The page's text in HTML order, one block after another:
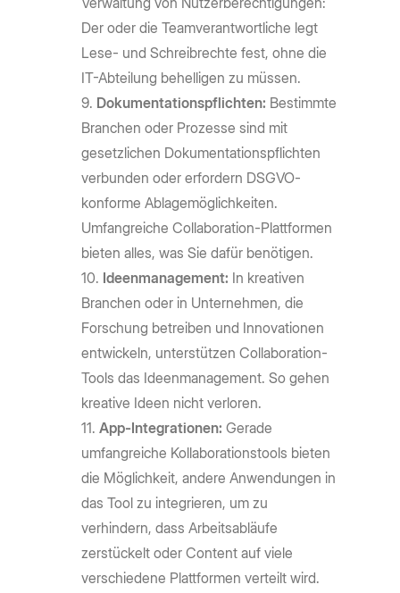
Der oder die Teamverantwortliche legt
Lese- und Schreibrechte fest, ohne die
IT-Abteilung behelligen zu müssen.
Dokumentationspflichten: Bestimmte
Branchen oder Prozesse sind mit
gesetzlichen Dokumentationspflichten
verbunden oder erfordern DSGVO-
konforme Ablagemöglichkeiten.
Umfangreiche Collaboration-Plattformen
bieten alles, was Sie dafür benötigen.
Ideenmanagement: In kreativen
Branchen oder in Unternehmen, die
Forschung betreiben und Innovationen
entwickeln, unterstützen Collaboration-
Tools das Ideenmanagement. So gehen
kreative Ideen nicht verloren.
App-Integrationen: Gerade
umfangreiche Kollaborationstools bieten
die Möglichkeit, andere Anwendungen in
das Tool zu integrieren, um zu
verhindern, dass Arbeitsabläufe
zerstückelt oder Content auf viele
verschiedene Plattformen verteilt wird.